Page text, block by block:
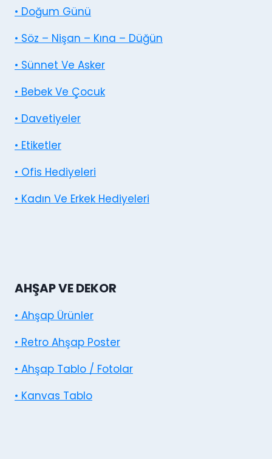
• Doğum Günü
• Söz – Nişan – Kına – Düğün
• Sünnet Ve Asker
• Bebek Ve Çocuk
• Davetiyeler
• Etiketler
• Ofis Hediyeleri
• Kadın Ve Erkek Hediyeleri
AHŞAP VE DEKOR
• Ahşap Ürünler
• Retro Ahşap Poster
• Ahşap Tablo / Fotolar
• Kanvas Tablo